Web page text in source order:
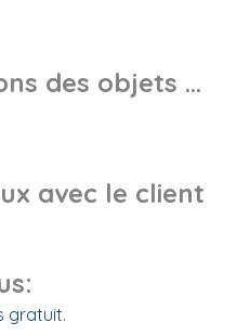
des objets …
avec le client
gratuit.